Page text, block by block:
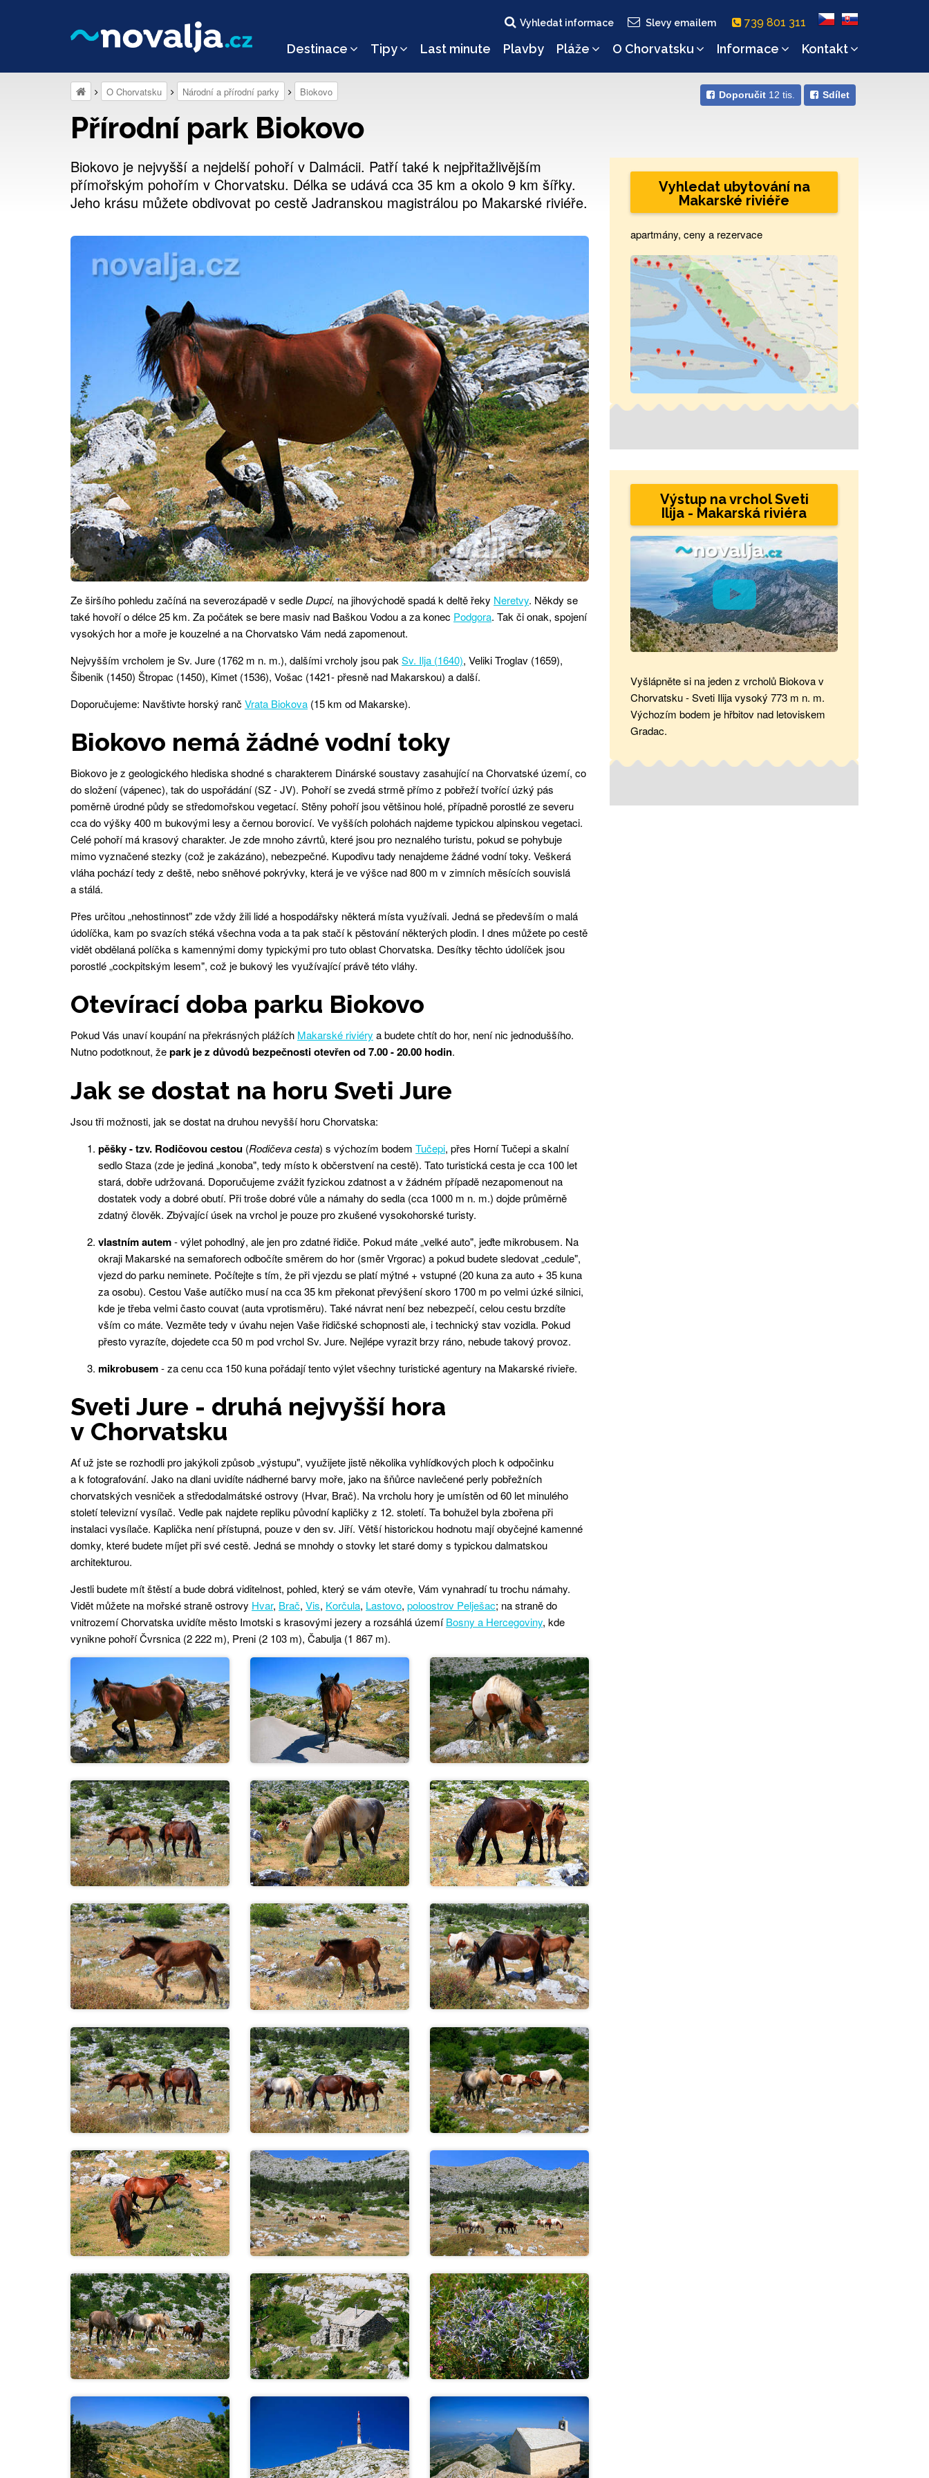
Vyhledat informace Slevy emailem 739 801 311
Destinace Tipy Last minute Plavby Pláže O Chorvatsku Informace Kontakt
Doporučit 12 tis. Sdílet
O Chorvatsku Národní a přírodní parky Biokovo
Přírodní park Biokovo
Biokovo je nejvyšší a nejdelší pohoří v Dalmácii. Patří také k nejpřitažlivějším
přímořským pohořím v Chorvatsku. Délka se udává cca 35 km a okolo 9 km šířky.
Jeho krásu můžete obdivovat po cestě Jadranskou magistrálou po Makarské riviéře.
Ze širšího pohledu začíná na severozápadě v sedleDupci, na jihovýchodě spadá k deltě řeky Neretvy. Někdy se
také hovoří o délce 25 km. Za počátek se bere masiv nad Baškou Vodou a za konec Podgora. Tak či onak, spojení
vysokých hor a moře je kouzelné a na Chorvatsko Vám nedá zapomenout.
Nejvyšším vrcholem je Sv. Jure (1762 m n. m.), dalšími vrcholy jsou pak Sv. Ilja (1640), Veliki Troglav (1659),
Šibenik (1450) Štropac (1450), Kimet (1536), Vošac (1421- přesně nad Makarskou) a další.
Doporučujeme: Navštivte horský ranč Vrata Biokova (15 km od Makarske).
Biokovo nemá žádné vodní toky
Biokovo je z geologického hlediska shodné s charakterem Dinárské soustavy zasahující na Chorvatské území, co
do složení (vápenec), tak do uspořádání (SZ - JV). Pohoří se zvedá strmě přímo z pobřeží tvořící úzký pás
poměrně úrodné půdy se středomořskou vegetací. Stěny pohoří jsou většinou holé, případně porostlé ze severu
cca do výšky 400 m bukovými lesy a černou borovicí. Ve vyšších polohách najdeme typickou alpinskou vegetaci.
Celé pohoří má krasový charakter. Je zde mnoho závrtů, které jsou pro neznalého turistu, pokud se pohybuje
mimo vyznačené stezky (což je zakázáno), nebezpečné. Kupodivu tady nenajdeme žádné vodní toky. Veškerá
vláha pochází tedy z deště, nebo sněhové pokrývky, která je ve výšce nad 800 m v zimních měsících souvislá
a stálá.
Přes určitou „nehostinnost" zde vždy žili lidé a hospodářsky některá místa využívali. Jedná se především o malá
údolíčka, kam po svazích stéká všechna voda a ta pak stačí k pěstování některých plodin. I dnes můžete po cestě
vidět obdělaná políčka s kamennými domy typickými pro tuto oblast Chorvatska. Desítky těchto údolíček jsou
porostlé „cockpitským lesem", což je bukový les využívající právě této vláhy.
Otevírací doba parku Biokovo
Pokud Vás unaví koupání na překrásných plážích Makarské riviéry a budete chtít do hor, není nic jednoduššího.
Nutno podotknout, žepark je z důvodů bezpečnosti otevřen od 7.00 - 20.00 hodin.
Jak se dostat na horu Sveti Jure
Jsou tři možnosti, jak se dostat na druhou nevyšší horu Chorvatska:
pěšky - tzv. Rodičovou cestou (Rodičeva cesta) s výchozím bodem Tučepi, přes Horní Tučepi a skalní
sedlo Staza (zde je jediná „konoba", tedy místo k občerstvení na cestě). Tato turistická cesta je cca 100 let
stará, dobře udržovaná. Doporučujeme zvážit fyzickou zdatnost a v žádném případě nezapomenout na
dostatek vody a dobré obutí. Při troše dobré vůle a námahy do sedla (cca 1000 m n. m.) dojde průměrně
zdatný člověk. Zbývající úsek na vrchol je pouze pro zkušené vysokohorské turisty.
vlastním autem- výlet pohodlný, ale jen pro zdatné řidiče. Pokud máte „velké auto", jeďte mikrobusem. Na
okraji Makarské na semaforech odbočíte směrem do hor (směr Vrgorac) a pokud budete sledovat „cedule",
vjezd do parku neminete. Počítejte s tím, že při vjezdu se platí mýtné + vstupné (20 kuna za auto + 35 kuna
za osobu). Cestou Vaše autíčko musí na cca 35 km překonat převýšení skoro 1700 m po velmi úzké silnici,
kde je třeba velmi často couvat (auta vprotisměru). Také návrat není bez nebezpečí, celou cestu brzdíte
vším co máte. Vezměte tedy v úvahu nejen Vaše řidičské schopnosti ale, i technický stav vozidla. Pokud
přesto vyrazíte, dojedete cca 50 m pod vrchol Sv. Jure. Nejlépe vyrazit brzy ráno, nebude takový provoz.
mikrobusem- za cenu cca 150 kuna pořádají tento výlet všechny turistické agentury na Makarské rivieře.
Sveti Jure - druhá nejvyšší hora
v Chorvatsku
Ať už jste se rozhodli pro jakýkoli způsob „výstupu", využijete jistě několika vyhlídkových ploch k odpočinku
a k fotografování. Jako na dlani uvidíte nádherné barvy moře, jako na šňůrce navlečené perly pobřežních
chorvatských vesniček a středodalmátské ostrovy (Hvar, Brač). Na vrcholu hory je umístěn od 60 let minulého
století televizní vysílač. Vedle pak najdete repliku původní kapličky z 12. století. Ta bohužel byla zbořena při
instalaci vysílače. Kaplička není přístupná, pouze v den sv. Jiří. Větší historickou hodnotu mají obyčejné kamenné
domky, které budete míjet při své cestě. Jedná se mnohdy o stovky let staré domy s typickou dalmatskou
architekturou.
Jestli budete mít štěstí a bude dobrá viditelnost, pohled, který se vám otevře, Vám vynahradí tu trochu námahy.
Vidět můžete na mořské straně ostrovy Hvar, Brač, Vis, Korčula, Lastovo, poloostrov Pelješac; na straně do
vnitrozemí Chorvatska uvidíte město Imotski s krasovými jezery a rozsáhlá územíBosny a Hercegoviny, kde
vynikne pohoří Čvrsnica (2 222 m), Preni (2 103 m), Čabulja (1 867 m).
Vyhledat ubytování na
Makarské riviéře
apartmány, ceny a rezervace
Výstup na vrchol Sveti
Ilija - Makarská riviéra
Vyšlápněte si na jeden z vrcholů Biokova v
Chorvatsku - Sveti Ilija vysoký 773 m n. m.
Výchozím bodem je hřbitov nad letoviskem
Gradac.